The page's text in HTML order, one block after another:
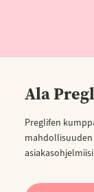
Ala
Preglifen